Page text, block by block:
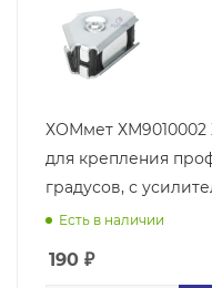
ХОМмет ХМ9010002
для крепления
градусов, с
Есть в наличии
190 ₽